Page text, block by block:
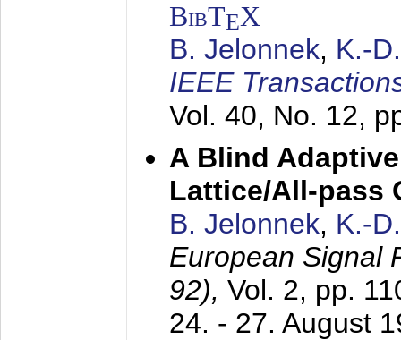
BibTEX
B. Jelonnek, K.-
IEEE
Vol. 40, No. 12,
A Blind
Lattice/All-pass
B. Jelonnek, K.-
European Signal
92), Vol. 2, pp.
24. - 27. August